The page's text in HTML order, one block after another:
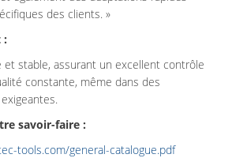
des clients. »
:
et stable, assurant un excellent contrôle
constante, même dans des
savoir-faire :
tools.com/general-catalogue.pdf